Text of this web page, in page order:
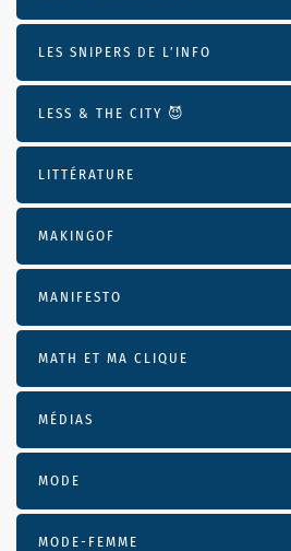
LES SNIPERS DE L’INFO
LESS & THE CITY 😈
LITTÉRATURE
MAKINGOF
MANIFESTO
MATH ET MA CLIQUE
MÉDIAS
MODE
MODE-FEMME